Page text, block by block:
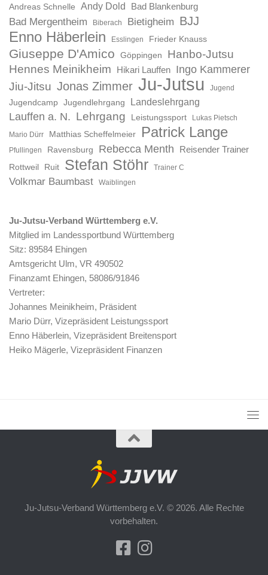
Andreas Schnelle Andy Dold Bad Blankenburg
Bad Mergentheim Biberach Bietigheim BJJ
Enno Häberlein Esslingen Frieder Knauss
Giuseppe D'Amico Göppingen
Hanbo-Jutsu
Hennes Meinikheim
Hikari Lauffen Ingo Kammerer
Jiu-Jitsu Jonas Zimmer Ju-Jutsu Jugend
Jugendcamp Jugendlehrgang Landeslehrgang
Lauffen a. N. Lehrgang Leistungssport
Lukas Pietsch
Mario Dürr
Matthias Scheffelmeier Patrick Lange
Pfullingen Ravensburg Rebecca Menth Reisender Trainer
Rottweil Ruit Stefan Stöhr Trainer C
Volkmar Baumbast Waiblingen
Ju-Jutsu-Verband Württemberg e.V.
Mitglied im Landessportbund Württemberg
Sitz: 89584 Ehingen
Amtsgericht Ulm, VR 490502
Finanzamt Ehingen, 58086/91846
Vertreter:
Johannes Meinikheim, Präsident
Mario Dürr, Vizepräsident Leistungssport
Enno Häberlein, Vizepräsident Breitensport
Heiko Mägerle, Vizepräsident Finanzen
Ju-Jutsu-Verband Württemberg e.V. © 2026. Alle Rechte
vorbehalten.